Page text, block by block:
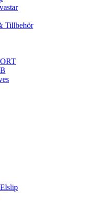
Tillbehör